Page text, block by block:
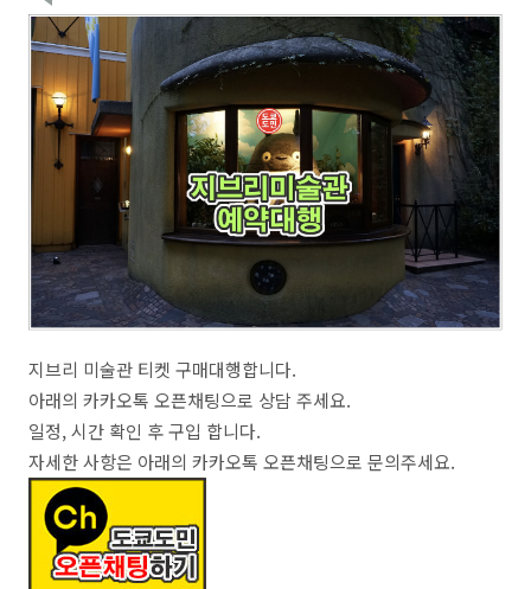
지브리 미술관 티켓 구매대행합니다.
아래의 카카오톡 오픈채팅으로 상담 주세요.
일정, 시간 확인 후 구입 합니다.
자세한 사항은 아래의 카카오톡 오픈채팅으로 문의주세요.